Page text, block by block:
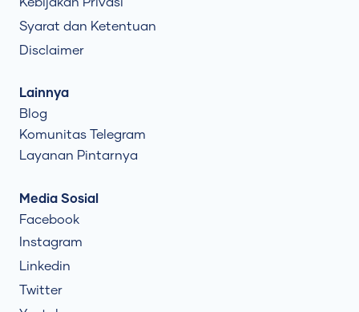
Syarat dan Ketentuan
Disclaimer
Lainnya
Blog
Komunitas Telegram
Layanan Pintarnya
Media Sosial
Facebook
Instagram
Linkedin
Twitter